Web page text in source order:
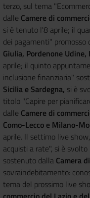
terzo, sul tema
dalle Camere di
si è tenuto l'8 aprile; il
dei pagamenti" promosso
Giulia, Pordenone Udine,
aprile; il quinto
inclusione finanziaria"
Sicilia e Sardegna, si è
titolo "Capire per
dalle Camere di
Como-Lecco e Milano-
aprile. Il settimo live
acquisti a rate", si è
sostenuto dalla Camera
sovraindebitamento:
tema del prossimo live